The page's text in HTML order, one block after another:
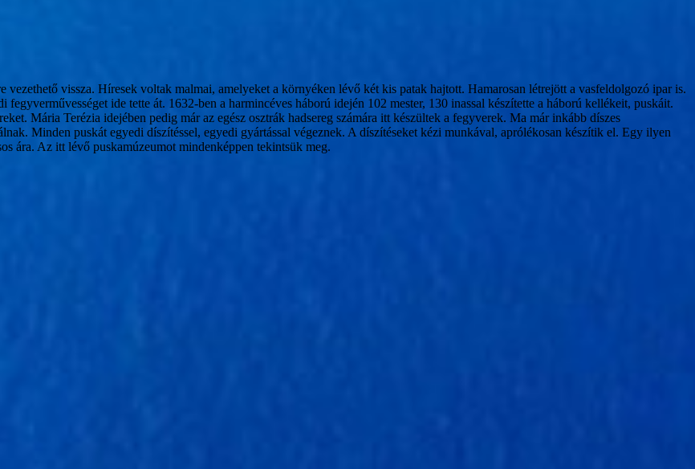
vezethető vissza. Híresek voltak malmai, amelyeket a környéken lévő két kis patak hajtott. Hamarosan létrejött a vasfeldolgozó ipar is.
ide tette át. 1632-ben a harmincéves háború idején 102 mester, 130 inassal készítette a háború kellékeit, puskáit.
Mária Terézia idejében pedig már az egész osztrák hadsereg számára itt készültek a fegyverek. Ma már inkább díszes
Minden puskát egyedi díszítéssel, egyedi gyártással végeznek. A díszítéseket kézi munkával, aprólékosan készítik el. Egy ilyen
ára. Az itt lévő puskamúzeumot mindenképpen tekintsük meg.